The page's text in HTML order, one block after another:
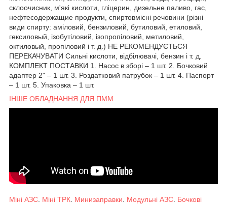
склоочисник, м'які кислоти, гліцерин, дизельне паливо, гас,
нефтесодержащие продукти, спиртовмісні речовини (різні
види спирту: аміловий, бензиловий, бутиловий, етиловий,
гексиловый, ізобутіловий, ізопропіловий, метиловий,
октиловый, пропіловий і т. д.) НЕ РЕКОМЕНДУЄТЬСЯ
ПЕРЕКАЧУВАТИ Сильні кислоти, відбілювачі, бензин і т. д.
КОМПЛЕКТ ПОСТАВКИ 1. Насос в зборі – 1 шт. 2. Бочковий
адаптер 2" – 1 шт. 3. Роздатковий патрубок – 1 шт. 4. Паспорт
– 1 шт. 5. Упаковка – 1 шт.
ІНШЕ ОБЛАДНАННЯ ДЛЯ ПММ
Міні АЗС Міні ТРК Минизаправки Модульні АЗС Бочкові